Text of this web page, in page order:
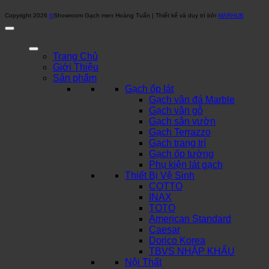
Copyright 2026 ©Showroom Gạch men Hoàng Tuấn | Thiết kế và duy trì bởi MARHUB
Trang Chủ
Giới Thiệu
Sản phẩm
Gạch ốp lát
Gạch vân đá Marble
Gạch vân gỗ
Gạch sân vườn
Gạch Terrazzo
Gạch trang trí
Gạch ốp tường
Phụ kiện lát gạch
Thiết Bị Vệ Sinh
COTTO
INAX
TOTO
American Standard
Caesar
Dorico Korea
TBVS NHẬP KHẨU
Nội Thất